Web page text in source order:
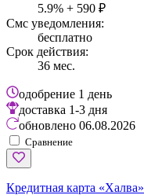
5.9% + 590 ₽
Смс уведомления:
бесплатно
Срок действия:
36 мес.
одобрение 1 день
доставка 1-3 дня
обновлено 06.08.2026
Сравнение
Кредитная карта «Халва»